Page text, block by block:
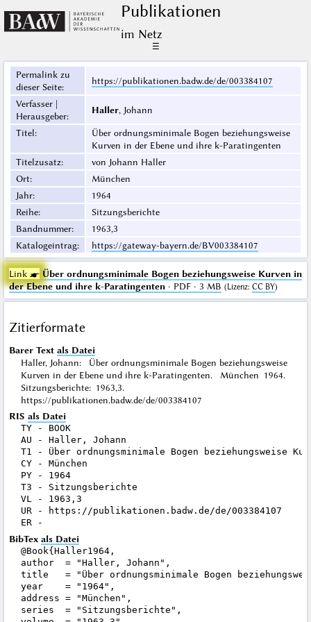
Publikationen
im Netz
☰
Permalink zu
dieser Seite:
https://publikationen.badw.de/de/003384107
Verfasser |
Herausgeber:
Haller, Johann
Titel:
Über ordnungsminimale Bogen beziehungsweise
Kurven in der Ebene und ihre k-Paratingenten
Titelzusatz:
von Johann Haller
Ort:
München
Jahr:
1964
Reihe:
Sitzungsberichte
Bandnummer:
1963,3
Katalogeintrag: https://gateway-bayern.de/BV003384107
Link ☛ Über ordnungsminimale Bogen beziehungsweise Kurven in
der Ebene und ihre k-Paratingenten· PDF · 3 MB (Lizenz: CC BY)
Zitierformate
Barer Text als Datei
Haller, Johann: Über ordnungsminimale Bogen beziehungsweise
Kurven in der Ebene und ihre k-Paratingenten. München 1964.
Sitzungsberichte: 1963,3.
https://publikationen.badw.de/de/003384107
RIS als Datei
TY - BOOK
AU - Haller, Johann
T1 - Über ordnungsminimale Bogen beziehungsweise
CY - München
PY - 1964
T3 - Sitzungsberichte
VL - 1963,3
UR - https://publikationen.badw.de/de/003384107
BibTex als Datei
@Book{Haller1964,
author  = "Haller, Johann",
title   = "Über ordnungsminimale Bogen
year    = "1964",
address = "München",
series  = "Sitzungsberichte",